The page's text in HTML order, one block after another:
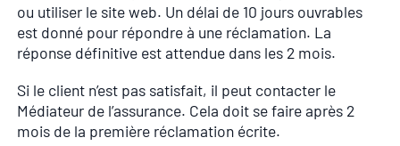
ou utiliser le site web. Un délai de 10 jours ouvrables
est donné pour répondre à une réclamation. La
réponse définitive est attendue dans les 2 mois.
Si le client n’est pas satisfait, il peut contacter le
Médiateur de l’assurance. Cela doit se faire après 2
mois de la première réclamation écrite.